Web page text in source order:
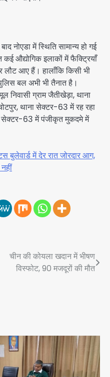
नोएडा में स्थिति सामान्य हो गई
औद्योगिक इलाकों में फैक्ट्रियाँ
आए हैं। हालाँकि किसी भी
बल अभी भी तैनात है।
निवासी ग्राम जैतीखेड़ा, थाना
थाना सेक्टर-63 में रह रहा
सेक्टर-63 में पंजीकृत मुकदमे में
बुलेवार्ड में देर रात जोरदार आग,
चीन की कोयला खदान में भीषण
विस्फोट, 90 मजदूरों की मौत